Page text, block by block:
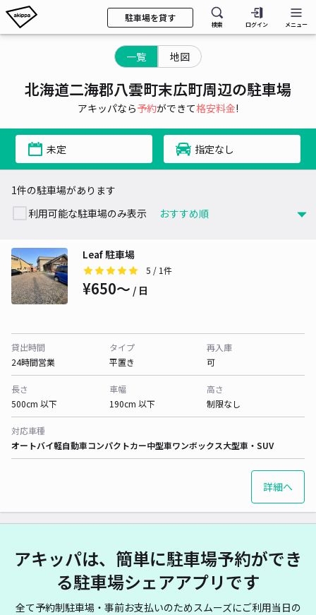
駐車場を貸す
検索 ログイン メニュー
一覧 地図
北海道二海郡八雲町末広町周辺の駐車場
アキッパなら予約ができて格安料金!
未定 指定なし
1件の駐車場があります
利用可能な駐車場のみ表示
Leaf 駐車場
5 / 1件
¥650〜 / 日
貸出時間
24時間営業
タイプ
平置き
再入庫
可
長さ
500cm 以下
車幅
190cm 以下
高さ
制限なし
対応車種
オートバイ軽自動車コンパクトカー中型車ワンボックス大型車・SUV
詳細へ
アキッパは、簡単に駐車場予約ができ
る駐車場シェアアプリです
全て予約制駐車場・事前お支払いのためスムーズにご利用当日の